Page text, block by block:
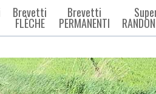
Brevetti
FLÈCHE
Brevetti
PERMANENTI